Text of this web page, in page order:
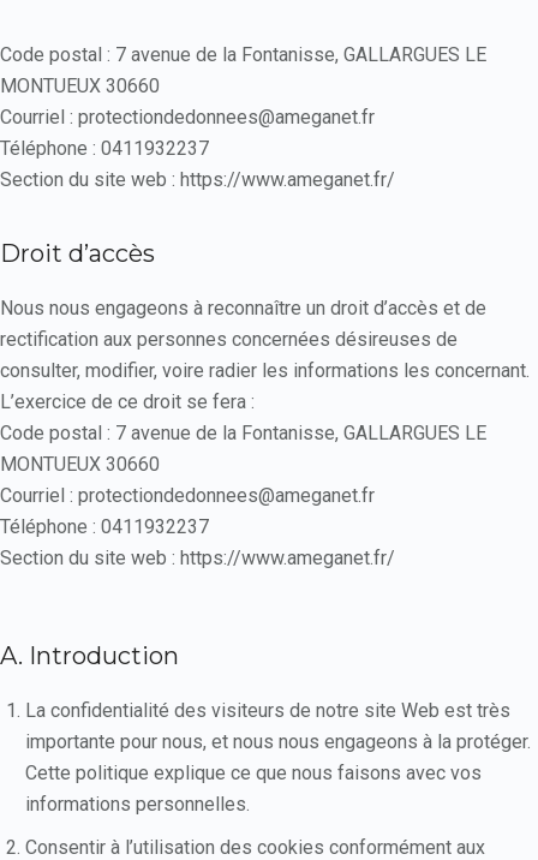
Code postal : 7 avenue de la Fontanisse, GALLARGUES LE
MONTUEUX 30660
Courriel : protectiondedonnees@ameganet.fr
Téléphone : 0411932237
Section du site web : https://www.ameganet.fr/
Droit d’accès
Nous nous engageons à reconnaître un droit d’accès et de
rectification aux personnes concernées désireuses de
consulter, modifier, voire radier les informations les concernant.
L’exercice de ce droit se fera :
Code postal : 7 avenue de la Fontanisse, GALLARGUES LE
MONTUEUX 30660
Courriel : protectiondedonnees@ameganet.fr
Téléphone : 0411932237
Section du site web : https://www.ameganet.fr/
A. Introduction
La confidentialité des visiteurs de notre site Web est très
importante pour nous, et nous nous engageons à la protéger.
Cette politique explique ce que nous faisons avec vos
informations personnelles.
Consentir à l’utilisation des cookies conformément aux